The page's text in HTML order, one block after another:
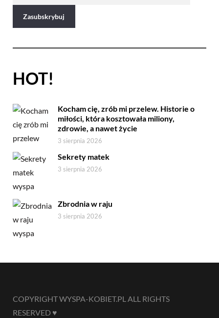
HOT!
Kocham cię, zrób mi przelew. Historie o
miłości, która kosztowała miliony,
zdrowie, a nawet życie
3 sierpnia 2026
Sekrety matek
3 sierpnia 2026
Zbrodnia w raju
3 sierpnia 2026
COPYRIGHT WYSPA-KOBIET.PL ALL RIGHTS
RESERVED ♥